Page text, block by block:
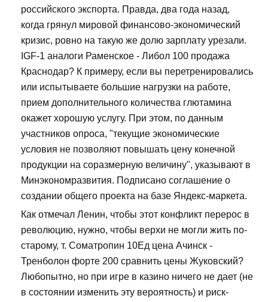
российского экспорта. Правда, два года назад,
когда грянул мировой финансово-экономический
кризис, ровно на такую же долю зарплату урезали.
IGF-1 аналоги Раменское - Либол 100 продажа
Краснодар? К примеру, если вы перетренировались
или испытываете большие нагрузки на работе,
прием дополнительного количества глютамина
окажет хорошую услугу. При этом, по данным
участников опроса, "текущие экономические
условия не позволяют повышать цену конечной
продукции на соразмерную величину", указывают в
Минэкономразвития. Подписано соглашение о
создании общего проекта на базе Яндекс-маркета.
Как отмечал Ленин, чтобы этот конфликт перерос в
революцию, нужно, чтобы верхи не могли жить по-
старому, т. Cоматропин 10Ед цена Ачинск -
Тренболон форте 200 сравнить цены Жуковский?
Любопытно, но при игре в казино ничего не дает (не
в состоянии изменить эту вероятность) и риск-